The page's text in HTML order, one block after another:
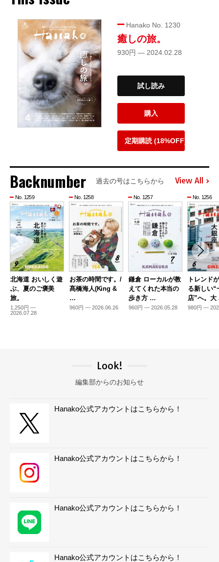
Hanako No. 1230
癒しの旅。
930円 — 2024.02.28
試し読み
購入
定期購読 (18%OFF)
Backnumber 過去の号はこちらから View All
No. 1259
北海道 おいしく遊
ぶ、夏のご褒美
旅。
1,250円 —
2026.07.28
No. 1258
お茶の時間です。/
髙橋海人(King &
…
960円 — 2026.06.26
No. 1257
鎌倉 ローカルが教
えてくれた本当の
歩き方 …
960円 — 2026.05.28
No. 1256
トレンド
る新しい“
店”へ。
980円 —
Look!
編集部からのお知らせ
Hanako公式アカウントはこちらから！
Hanako公式アカウントはこちらから！
Hanako公式アカウントはこちらから！
Hanako公式アカウントはこちらから！